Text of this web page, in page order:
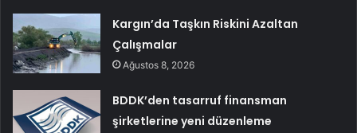
Kargın’da Taşkın Riskini Azaltan
Çalışmalar
Ağustos 8, 2026
BDDK’den tasarruf finansman
şirketlerine yeni düzenleme